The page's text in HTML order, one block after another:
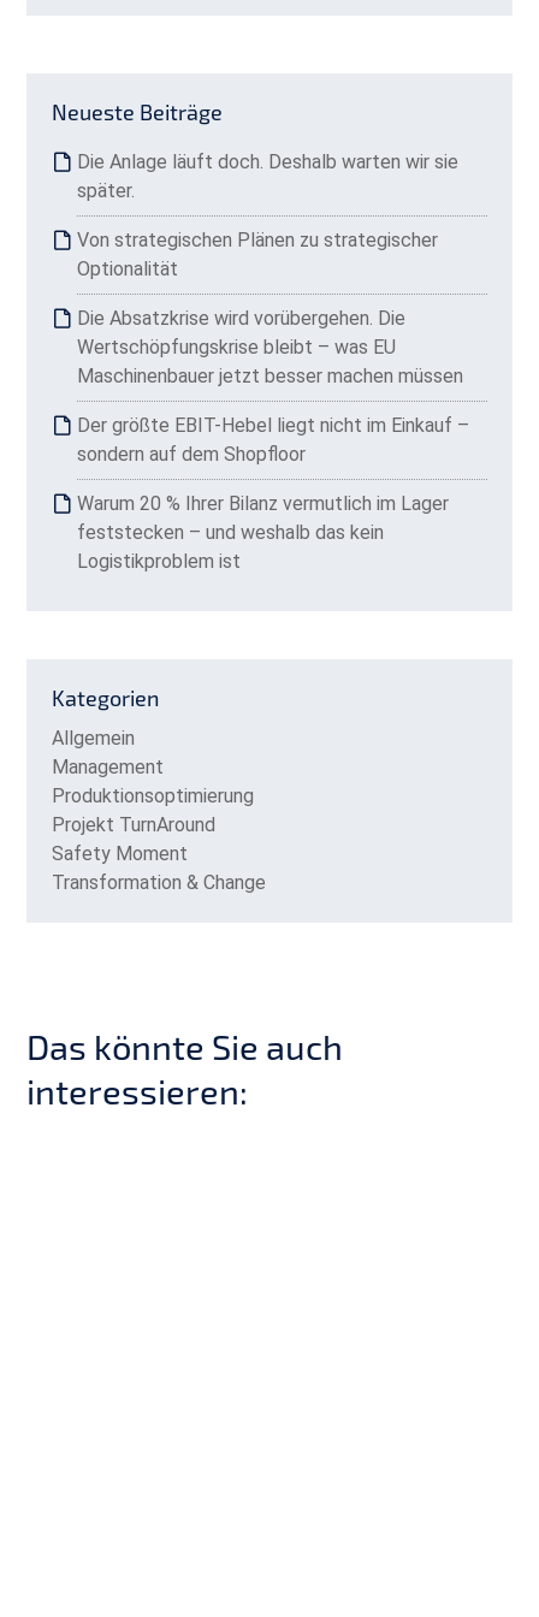
Neueste Beiträge
Die Anlage läuft doch. Deshalb warten wir sie
später.
Von strategischen Plänen zu strategischer
Optionalität
Die Absatzkrise wird vorübergehen. Die
Wertschöpfungskrise bleibt – was EU
Maschinenbauer jetzt besser machen müssen
Der größte EBIT-Hebel liegt nicht im Einkauf –
sondern auf dem Shopfloor
Warum 20 % Ihrer Bilanz vermutlich im Lager
feststecken – und weshalb das kein
Logistikproblem ist
Kategorien
Allgemein
Management
Produktionsoptimierung
Projekt TurnAround
Safety Moment
Transformation & Change
Das könnte Sie auch
interessieren: